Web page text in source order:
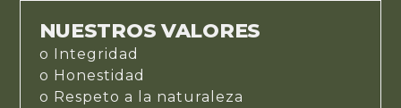
NUESTROS VALORES
o Integridad
o Honestidad
o Respeto a la naturaleza